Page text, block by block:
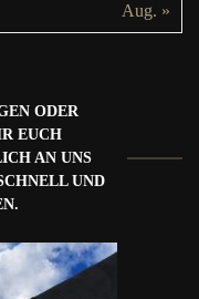
Aug. »
ODER
EUCH
AN UNS
UND